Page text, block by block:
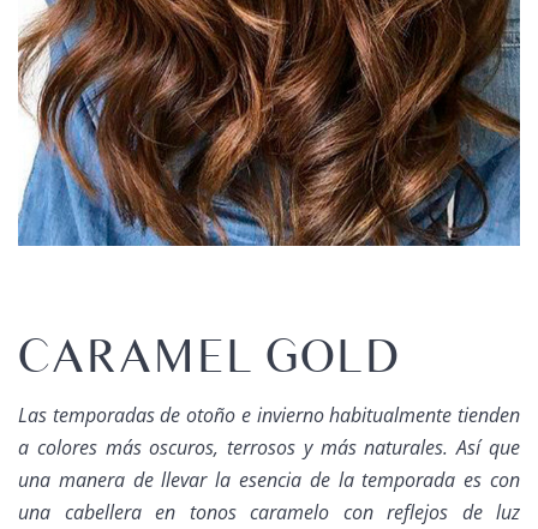
CARAMEL GOLD
Las temporadas de otoño e invierno habitualmente tienden
a colores más oscuros, terrosos y más naturales. Así que
una manera de llevar la esencia de la temporada es con
una cabellera en tonos caramelo con reflejos de luz